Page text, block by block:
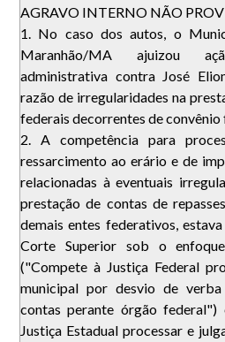
AGRAVO INTERNO NÃO
1. No caso dos autos, o
Maranhão/MA ajuizou
administrativa contra José
razão de irregularidades na
federais decorrentes de
2. A competência para
ressarcimento ao erário e de
relacionadas à eventuais
prestação de contas de
demais entes federativos,
Corte Superior sob o
("Compete à Justiça Federal
municipal por desvio de
contas perante órgão federal")
Justiça Estadual processar e